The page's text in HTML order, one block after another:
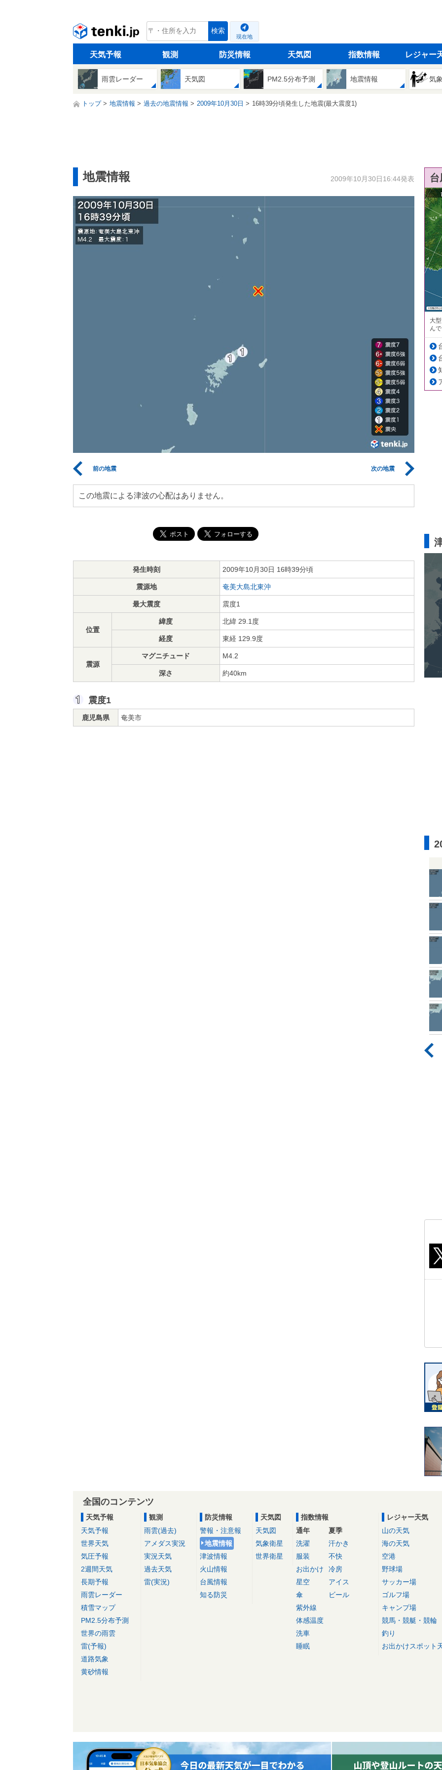
tenki.jp 検索
現在地
天気予報 観測 防災情報 天気図 指数情報 レジャー
雨雲レーダー 天気図 PM2.5分布予測 地震情報 気
トップ 地震情報 過去の地震情報 2009年10月30日 16時39分頃発生した地震(最大震度1)
地震情報 2009年10月30日16:44発表
前の地震 次の地震
この地震による津波の心配はありません。
発生時刻 2009年10月30日 16時39分頃
震源地 奄美大島北東沖
最大震度 震度1
位置
緯度 北緯 29.1度
経度 東経 129.9度
震源
マグニチュード M4.2
深さ 約40km
震度1
鹿児島県 奄美市
大
ん
全国のコンテンツ
天気予報
天気予報
世界天気
気圧予報
2週間天気
長期予報
雨雲レーダー
積雪マップ
PM2.5分布予測
世界の雨雲
雷(予報)
道路気象
黄砂情報
観測
雨雲(過去)
アメダス実況
実況天気
過去天気
雷(実況)
防災情報
警報・注意報
地震情報
津波情報
火山情報
台風情報
知る防災
天気図
天気図
気象衛星
世界衛星
指数情報
通年
洗濯
服装
お出かけ
星空
傘
紫外線
体感温度
洗車
睡眠
夏季
汗かき
不快
冷房
アイス
ビール
レジャー天気
山の天気
海の天気
空港
野球場
サッカー場
ゴルフ場
キャンプ場
競馬・競艇・競輪
釣り
お出かけスポット